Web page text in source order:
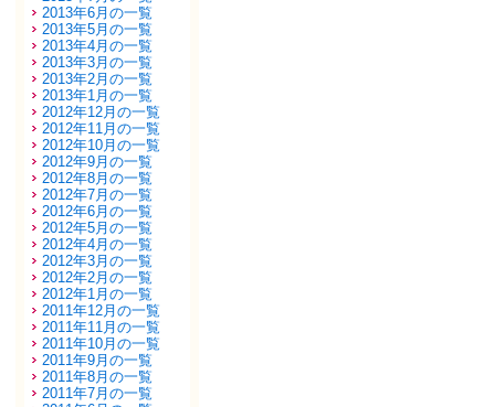
2013年6月の一覧
2013年5月の一覧
2013年4月の一覧
2013年3月の一覧
2013年2月の一覧
2013年1月の一覧
2012年12月の一覧
2012年11月の一覧
2012年10月の一覧
2012年9月の一覧
2012年8月の一覧
2012年7月の一覧
2012年6月の一覧
2012年5月の一覧
2012年4月の一覧
2012年3月の一覧
2012年2月の一覧
2012年1月の一覧
2011年12月の一覧
2011年11月の一覧
2011年10月の一覧
2011年9月の一覧
2011年8月の一覧
2011年7月の一覧